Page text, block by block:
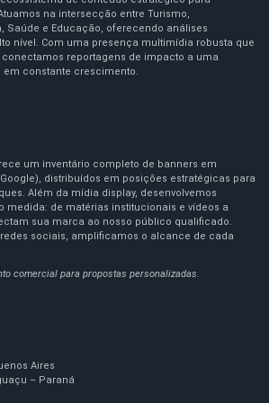
na intersecção entre Turismo,
Saúde e Educação, oferecendo análises
nível. Com uma presença multimídia robusta que
conectamos reportagens de impacto a uma
constante crescimento.
um inventário completo de banners em
distribuídos em posições estratégicas para
Além da mídia display, desenvolvemos
medida: de matérias institucionais e vídeos a
sua marca ao nosso público qualificado.
sociais, amplificamos o alcance de cada
comercial para propostas personalizadas.
Aires
– Paraná